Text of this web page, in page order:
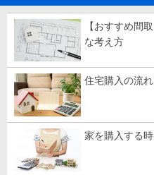
【おすすめ間
な考え方
住宅購入の流
家を購入する